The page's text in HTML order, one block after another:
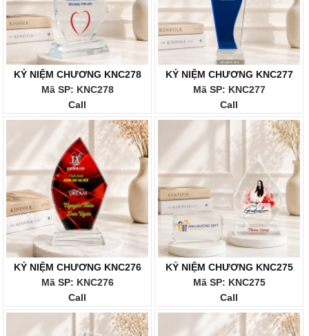
KỶ NIỆM CHƯƠNG KNC278
Mã SP: KNC278
Call
KỶ NIỆM CHƯƠNG KNC277
Mã SP: KNC277
Call
KỶ NIỆM CHƯƠNG KNC276
Mã SP: KNC276
Call
KỶ NIỆM CHƯƠNG KNC275
Mã SP: KNC275
Call